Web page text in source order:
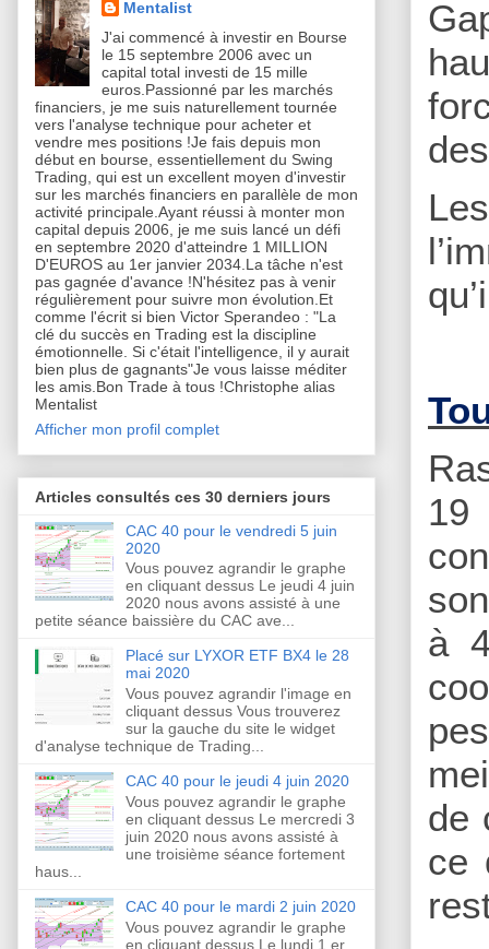
19
à
de
ce
Mentalist
J'ai commencé à investir en Bourse
le 15 septembre 2006 avec un
capital total investi de 15 mille
euros.Passionné par les marchés
financiers, je me suis naturellement tournée
vers l'analyse technique pour acheter et
vendre mes positions !Je fais depuis mon
début en bourse, essentiellement du Swing
Trading, qui est un excellent moyen d'investir
sur les marchés financiers en parallèle de mon
activité principale.Ayant réussi à monter mon
capital depuis 2006, je me suis lancé un défi
en septembre 2020 d'atteindre 1 MILLION
D'EUROS au 1er janvier 2034.La tâche n'est
pas gagnée d'avance !N'hésitez pas à venir
régulièrement pour suivre mon évolution.Et
comme l'écrit si bien Victor Sperandeo : "La
clé du succès en Trading est la discipline
émotionnelle. Si c'était l'intelligence, il y aurait
bien plus de gagnants"Je vous laisse méditer
les amis.Bon Trade à tous !Christophe alias
Mentalist
Afficher mon profil complet
Articles consultés ces 30 derniers jours
CAC 40 pour le vendredi 5 juin
2020
Vous pouvez agrandir le graphe
en cliquant dessus Le jeudi 4 juin
2020 nous avons assisté à une
petite séance baissière du CAC ave...
Placé sur LYXOR ETF BX4 le 28
mai 2020
Vous pouvez agrandir l'image en
cliquant dessus Vous trouverez
sur la gauche du site le widget
d'analyse technique de Trading...
CAC 40 pour le jeudi 4 juin 2020
Vous pouvez agrandir le graphe
en cliquant dessus Le mercredi 3
juin 2020 nous avons assisté à
une troisième séance fortement
haus...
CAC 40 pour le mardi 2 juin 2020
Vous pouvez agrandir le graphe
en cliquant dessus Le lundi 1 er